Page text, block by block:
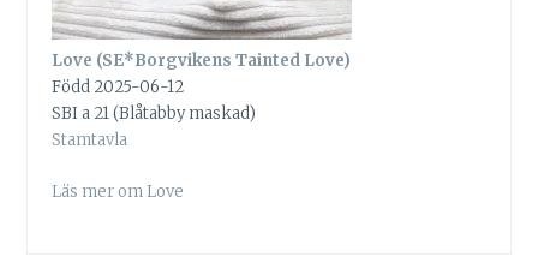
Love (SE*Borgvikens Tainted Love)
Född 2025-06-12
SBI a 21 (Blåtabby maskad)
Stamtavla
Läs mer om Love